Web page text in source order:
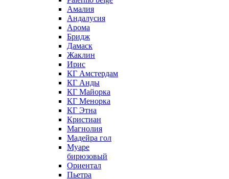
Амалия
Андалусия
Арома
Бридж
Дамаск
Жаклин
Ирис
КГ Амстердам
КГ Анды
КГ Майорка
КГ Менорка
КГ Этна
Кристиан
Магнолия
Мадейра гол
Муаре
бирюзовый
Ориентал
Пьетра